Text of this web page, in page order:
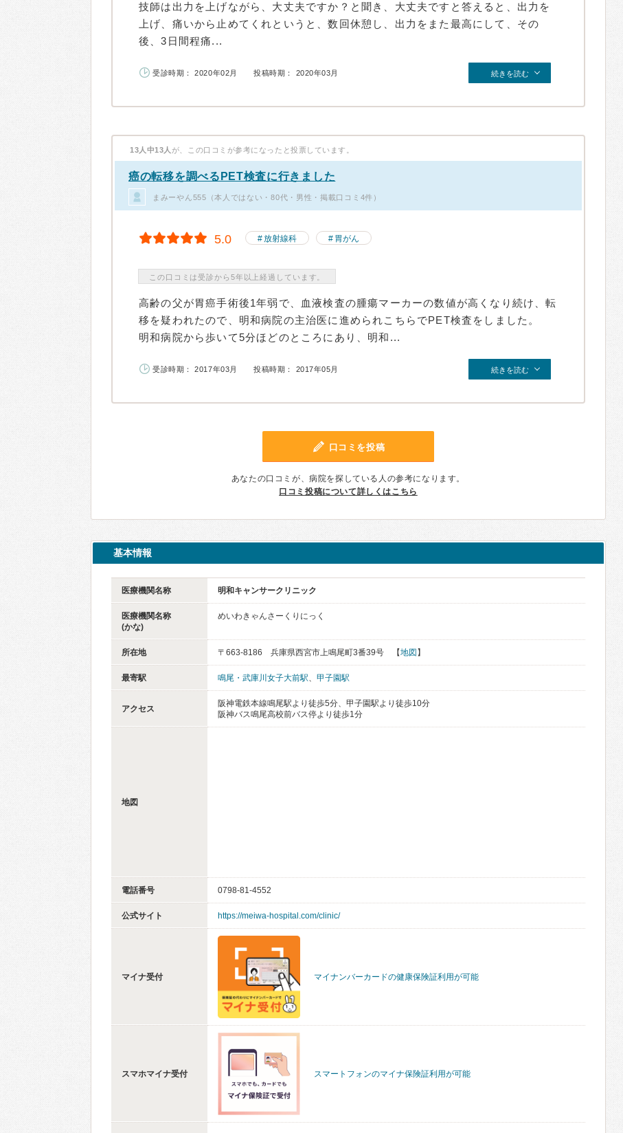
技師は出力を上げながら、大丈夫ですか？と聞き、大丈夫ですと答えると、出力を
上げ、痛いから止めてくれというと、数回休憩し、出力をまた最高にして、その
後、3日間程痛...
受診時期： 2020年02月 投稿時期： 2020年03月 続きを読む
13人中13人 が、この口コミが参考になったと投票しています。
癌の転移を調べるPET検査に行きました
まみーやん555（本人ではない・80代・男性・掲載口コミ4件）
5.0 放射線科 胃がん
この口コミは受診から5年以上経過しています。
高齢の父が胃癌手術後1年弱で、血液検査の腫瘍マーカーの数値が高くなり続け、転
移を疑われたので、明和病院の主治医に進められこちらでPET検査をしました。
明和病院から歩いて5分ほどのところにあり、明和...
受診時期： 2017年03月 投稿時期： 2017年05月 続きを読む
口コミを投稿
あなたの口コミが、病院を探している人の参考になります。
口コミ投稿について詳しくはこちら
基本情報
医療機関名称 明和キャンサークリニック
医療機関名称
(かな)
めいわきゃんさーくりにっく
所在地 〒663-8186 兵庫県西宮市上鳴尾町3番39号 【地図 】
最寄駅 鳴尾・武庫川女子大前駅、 甲子園駅
アクセス
阪神電鉄本線鳴尾駅より徒歩5分、甲子園駅より徒歩10分
阪神バス鳴尾高校前バス停より徒歩1分
地図
電話番号 0798-81-4552
公式サイト https://meiwa-hospital.com/clinic/
マイナ受付 マイナンバーカードの健康保険証利用が可能
スマホマイナ受付 スマートフォンのマイナ保険証利用が可能